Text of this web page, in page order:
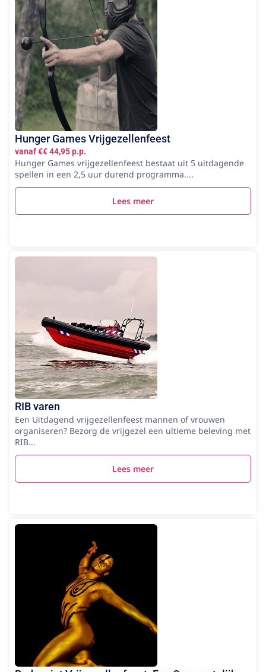
Hunger Games Vrijgezellenfeest
vanaf €€ 44,95 p.p.
Hunger Games vrijgezellenfeest bestaat uit 5 uitdagende
spellen in een 2,5 uur durend programma....
Lees meer
RIB varen
Een Uitdagend vrijgezellenfeest mannen of vrouwen
organiseren? Bezorg de vrijgezel een ultieme beleving met
RIB...
Lees meer